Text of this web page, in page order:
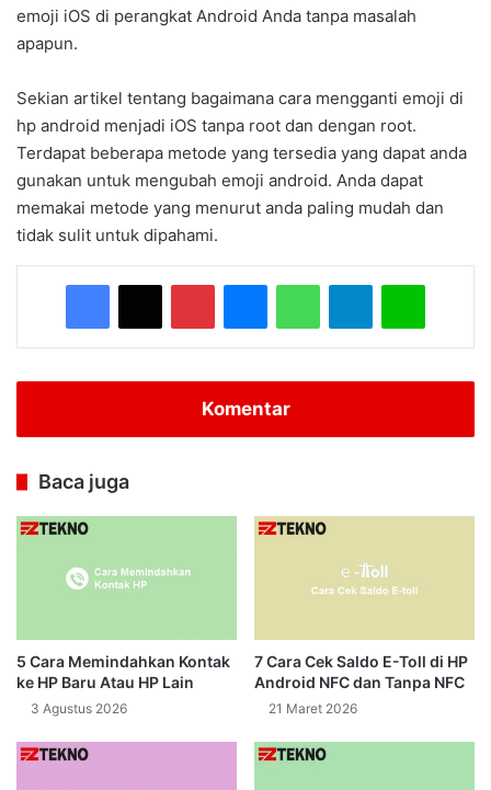
emoji iOS di perangkat Android Anda tanpa masalah
apapun.
Sekian artikel tentang bagaimana cara mengganti emoji di
hp android menjadi iOS tanpa root dan dengan root.
Terdapat beberapa metode yang tersedia yang dapat anda
gunakan untuk mengubah emoji android. Anda dapat
memakai metode yang menurut anda paling mudah dan
tidak sulit untuk dipahami.
Facebook
X PinterestMessengerWhatsAppTelegramLine
Komentar
Baca juga
5 Cara Memindahkan Kontak
ke HP Baru Atau HP Lain
3 Agustus 2026
7 Cara Cek Saldo E-Toll di HP
Android NFC dan Tanpa NFC
21 Maret 2026